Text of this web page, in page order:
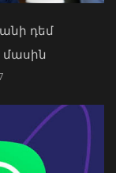
դեմ
մասին